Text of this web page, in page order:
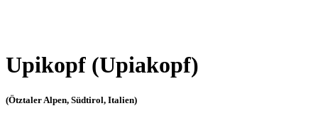
Upikopf (Upiakopf)
(Ötztaler Alpen, Südtirol, Italien)